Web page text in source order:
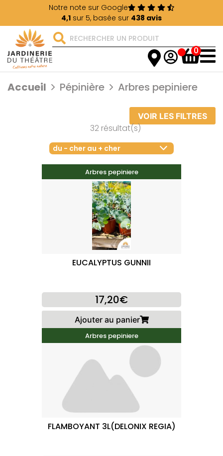
Notre note sur Google
4,1 sur 5, basée sur 438 avis
0
Accueil Pépinière Arbres pepiniere
VOIR LES FILTRES
32 résultat(s)
du - cher au + cher
Arbres pepiniere
EUCALYPTUS GUNNII
17,20€
Ajouter au panier
Arbres pepiniere
FLAMBOYANT 3L(DELONIX REGIA)